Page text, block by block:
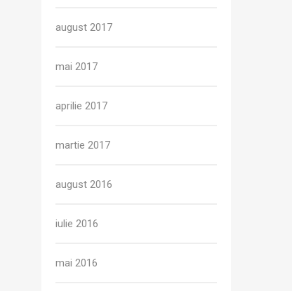
august 2017
mai 2017
aprilie 2017
martie 2017
august 2016
iulie 2016
mai 2016